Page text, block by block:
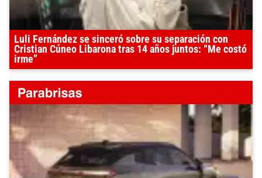
Luli Fernández se sinceró sobre su separación con
Cristian Cúneo Libarona tras 14 años juntos: “Me costó
irme”